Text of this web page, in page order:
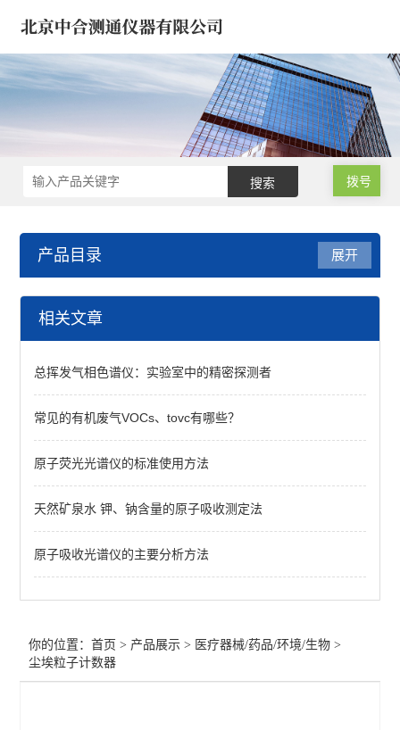
拨号
产品目录
医疗器械/药品/环境/生物
医疗器械气相色谱仪
不溶性微粒检测仪
冰点渗透压摩尔浓度仪
药品溶出度/崩解仪/熔点仪
展开
相关文章
总挥发气相色谱仪：实验室中的精密探测者
常见的有机废气VOCs、tovc有哪些？
原子荧光光谱仪的标准使用方法
天然矿泉水 钾、钠含量的原子吸收测定法
原子吸收光谱仪的主要分析方法
你的位置：首页 > 产品展示 > 医疗器械/药品/环境/生物 >
尘埃粒子计数器